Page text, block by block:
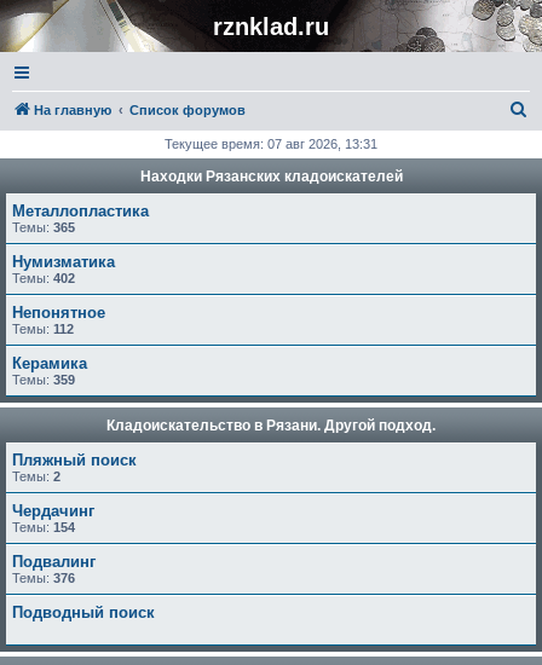
rznklad.ru
На главную Список форумов
с
Текущее время: 07 авг 2026, 13:31
Находки Рязанских кладоискателей
Металлопластика
Темы: 365
Нумизматика
Темы: 402
Непонятное
Темы: 112
Керамика
Темы: 359
Кладоискательство в Рязани. Другой подход.
Пляжный поиск
Темы: 2
Чердачинг
Темы: 154
Подвалинг
Темы: 376
Подводный поиск